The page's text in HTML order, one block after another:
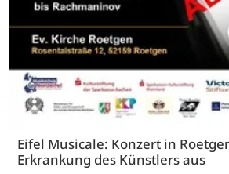
Eifel Musicale: Konzert in
Erkrankung des Künstlers aus